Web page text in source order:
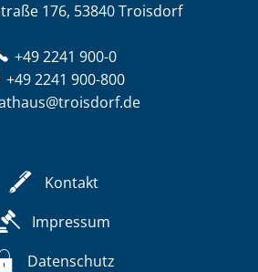
176, 53840 Troisdorf
+49 2241 900-0
+49 2241 900-800
Kontakt
Impressum
Datenschutz